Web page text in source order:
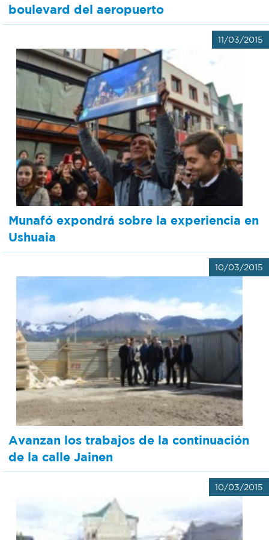
boulevard del aeropuerto
11/03/2015
Munafó expondrá sobre la experiencia en
Ushuaia
10/03/2015
Avanzan los trabajos de la continuación
de la calle Jainen
10/03/2015